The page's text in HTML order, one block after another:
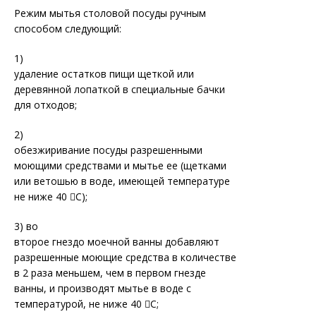
Режим мытья столовой посуды ручным
способом следующий:
1)
удаление остатков пищи щеткой или
деревянной лопаткой в специальные бачки
для отходов;
2)
обезжиривание посуды разрешенными
моющими средствами и мытье ее (щетками
или ветошью в воде, имеющей температуре
не ниже 40 С);
3) во
второе гнездо моечной ванны добавляют
разрешенные моющие средства в количестве
в 2 раза меньшем, чем в первом гнезде
ванны, и производят мытье в воде с
температурой, не ниже 40 С;